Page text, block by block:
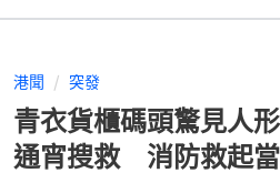
港聞 突發
青衣貨櫃碼頭驚見人
通宵搜救 消防救起